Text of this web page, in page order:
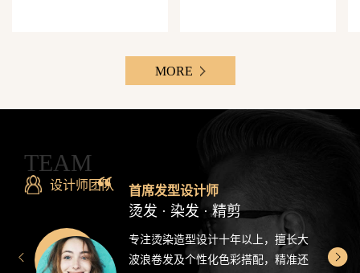
MORE
TEAM
设计师团队 首席发型设计师
烫发 · 染发 · 精剪
专注烫染造型设计十年以上，擅长大
波浪卷发及个性化色彩搭配，精准还